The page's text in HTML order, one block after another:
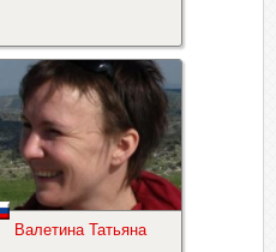
Валетина Татьяна